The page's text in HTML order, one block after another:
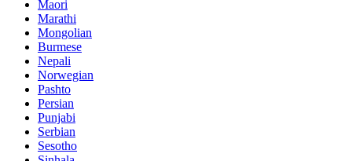
Maori
Marathi
Mongolian
Burmese
Nepali
Norwegian
Pashto
Persian
Punjabi
Serbian
Sesotho